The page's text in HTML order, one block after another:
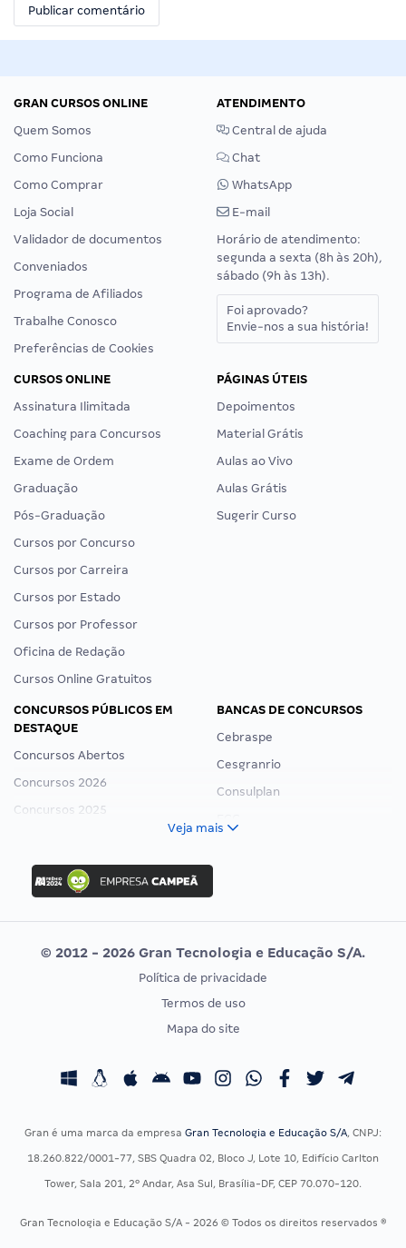
GRAN CURSOS ONLINE
Quem Somos
Como Funciona
Como Comprar
Loja Social
Validador de documentos
Conveniados
Programa de Afiliados
Trabalhe Conosco
Preferências de Cookies
ATENDIMENTO
Central de ajuda
Chat
WhatsApp
E-mail
Horário de atendimento:
segunda a sexta (8h às 20h),
sábado (9h às 13h).
Foi aprovado?
Envie-nos a sua história!
CURSOS ONLINE
Assinatura Ilimitada
Coaching para Concursos
Exame de Ordem
Graduação
Pós-Graduação
Cursos por Concurso
Cursos por Carreira
Cursos por Estado
Cursos por Professor
Oficina de Redação
Cursos Online Gratuitos
PÁGINAS ÚTEIS
Depoimentos
Material Grátis
Aulas ao Vivo
Aulas Grátis
Sugerir Curso
CONCURSOS PÚBLICOS EM
DESTAQUE
Concursos Abertos
Concursos 2026
Concursos 2025
Concurso Ibama
Concurso MPU
Editais publicados
BANCAS DE CONCURSOS
Cebraspe
Cesgranrio
Consulplan
Vunesp
CONCURSOS POR PROFISSÃO
Concursos Fiscais
Concursos Saúde
Residência Multiprofissional
EXAME DE ORDEM
Calendário OAB
Veja mais
© 2012 - 2026 Gran Tecnologia e Educação S/A.
Política de privacidade
Termos de uso
Mapa do site
Gran é uma marca da empresa Gran Tecnologia e Educação S/A, CNPJ:
18.260.822/0001-77, SBS Quadra 02, Bloco J, Lote 10, Edifício Carlton
Tower, Sala 201, 2º Andar, Asa Sul, Brasília-DF, CEP 70.070-120.
Gran Tecnologia e Educação S/A - 2026 © Todos os direitos reservados ®